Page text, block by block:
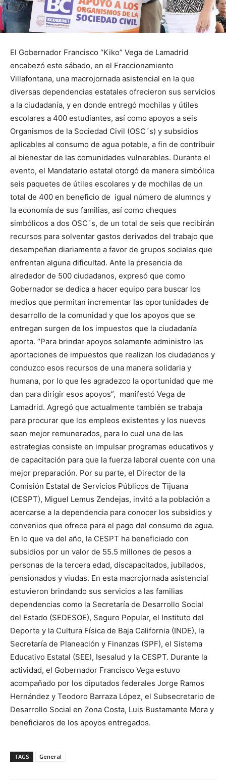
El Gobernador Francisco “Kiko” Vega de Lamadrid
encabezó este sábado, en el Fraccionamiento
Villafontana, una macrojornada asistencial en la que
diversas dependencias estatales ofrecieron sus servicios
a la ciudadanía, y en donde entregó mochilas y útiles
escolares a 400 estudiantes, así como apoyos a seis
Organismos de la Sociedad Civil (OSC´s) y subsidios
aplicables al consumo de agua potable, a fin de contribuir
al bienestar de las comunidades vulnerables. Durante el
evento, el Mandatario estatal otorgó de manera simbólica
seis paquetes de útiles escolares y de mochilas de un
total de 400 en beneficio de igual número de alumnos y
la economía de sus familias, así como cheques
simbólicos a dos OSC´s, de un total de seis que recibirán
recursos para solventar gastos derivados del trabajo que
desempeñan diariamente a favor de grupos sociales que
enfrentan alguna dificultad. Ante la presencia de
alrededor de 500 ciudadanos, expresó que como
Gobernador se dedica a hacer equipo para buscar los
medios que permitan incrementar las oportunidades de
desarrollo de la comunidad y que los apoyos que se
entregan surgen de los impuestos que la ciudadanía
aporta. “Para brindar apoyos solamente administro las
aportaciones de impuestos que realizan los ciudadanos y
conduzco esos recursos de una manera solidaria y
humana, por lo que les agradezco la oportunidad que me
dan para dirigir esos apoyos”, manifestó Vega de
Lamadrid. Agregó que actualmente también se trabaja
para procurar que los empleos existentes y los nuevos
sean mejor remunerados, para lo cual una de las
estrategias consiste en impulsar programas educativos y
de capacitación para que la fuerza laboral cuente con una
mejor preparación. Por su parte, el Director de la
Comisión Estatal de Servicios Públicos de Tijuana
(CESPT), Miguel Lemus Zendejas, invitó a la población a
acercarse a la dependencia para conocer los subsidios y
convenios que ofrece para el pago del consumo de agua.
En lo que va del año, la CESPT ha beneficiado con
subsidios por un valor de 55.5 millones de pesos a
personas de la tercera edad, discapacitados, jubilados,
pensionados y viudas. En esta macrojornada asistencial
estuvieron brindando sus servicios a las familias
dependencias como la Secretaría de Desarrollo Social
del Estado (SEDESOE), Seguro Popular, el Instituto del
Deporte y la Cultura Física de Baja California (INDE), la
Secretaría de Planeación y Finanzas (SPF), el Sistema
Educativo Estatal (SEE), Isesalud y la CESPT. Durante la
actividad, el Gobernador Francisco Vega estuvo
acompañado por los diputados federales Jorge Ramos
Hernández y Teodoro Barraza López, el Subsecretario de
Desarrollo Social en Zona Costa, Luis Bustamante Mora y
beneficiaros de los apoyos entregados.
TAGS General